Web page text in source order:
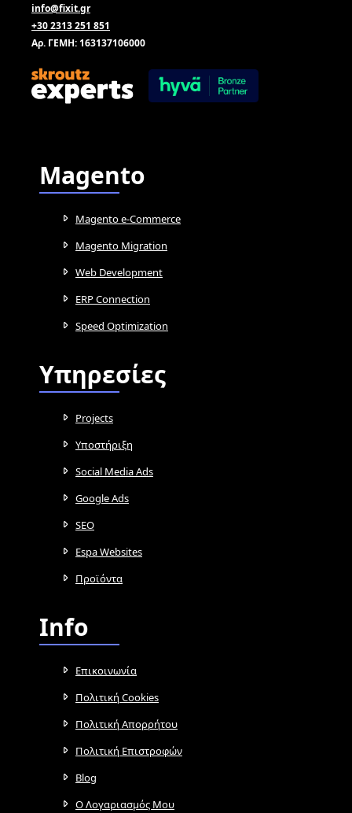
info@fixit.gr
+30 2313 251 851
Αρ. ΓΕΜΗ: 163137106000
Magento
Magento e-Commerce
Magento Migration
Web Development
ERP Connection
Speed Optimization
Υπηρεσίες
Projects
Υποστήριξη
Social Media Ads
Google Ads
SEO
Espa Websites
Προϊόντα
Info
Επικοινωνία
Πολιτική Cookies
Πολιτική Απορρήτου
Πολιτική Επιστροφών
Blog
Ο Λογαριασμός Μου